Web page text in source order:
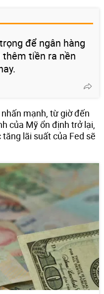
để ngân hàng
tiền ra nền
mạnh, từ giờ đến
của Mỹ ổn định trở lại,
tăng lãi suất của Fed sẽ